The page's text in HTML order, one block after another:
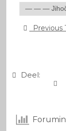
Previous
Deel: